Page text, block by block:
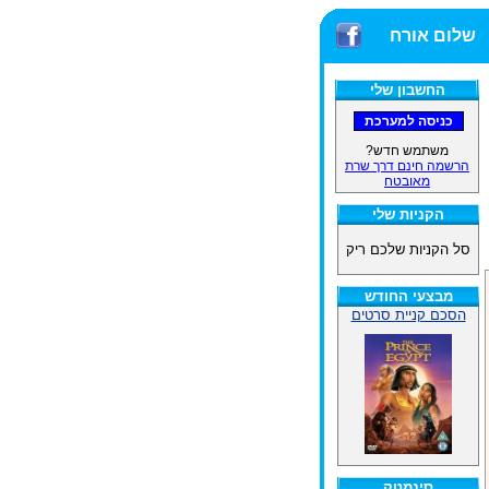
שלום אורח
החשבון שלי
משתמש חדש?
הרשמה חינם דרך שרת
מאובטח
הקניות שלי
סל הקניות שלכם ריק
מבצעי החודש
הסכם קניית סרטים